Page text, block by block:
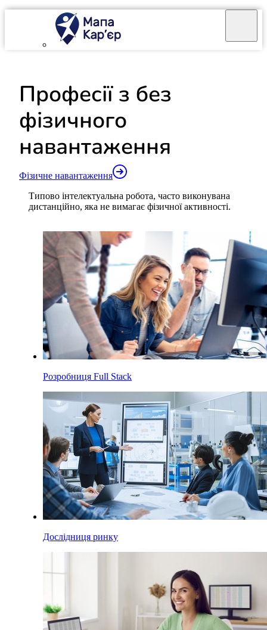
Професії з без
фізичного
навантаження
Фізичне навантаження
Типово інтелектуальна робота, часто виконувана
дистанційно, яка не вимагає фізичної активності.
Розробниця Full Stack
Дослідниця ринку